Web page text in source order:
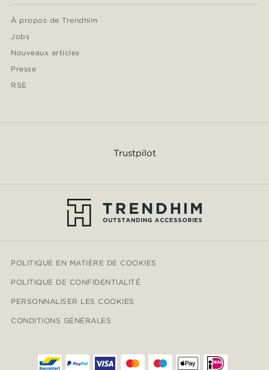
À propos de Trendhim
Jobs
Nouveaux articles
Presse
RSE
Trustpilot
POLITIQUE EN MATIÈRE DE COOKIES
POLITIQUE DE CONFIDENTIALITÉ
PERSONNALISER LES COOKIES
CONDITIONS GÉNÉRALES